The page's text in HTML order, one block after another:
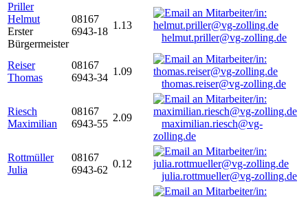
Priller
Helmut
Erster
Bürgermeister
08167
6943-18
1.13
helmut.priller@vg-zolling.de
Reiser
Thomas
08167
6943-34
1.09
thomas.reiser@vg-zolling.de
Riesch
Maximilian
08167
6943-55
2.09
maximilian.riesch@vg-
zolling.de
Rottmüller
Julia
08167
6943-62
0.12
julia.rottmueller@vg-zolling.de